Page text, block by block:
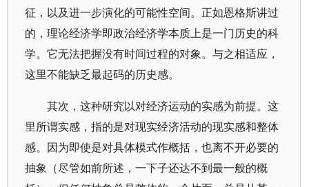
征，以及进一步演化的可能性空间。正如恩格斯讲过
的，理论经济学即政治经济学本质上是一门历史的科
学。它无法把握没有时间过程的对象。与之相适应，
这里不能缺乏最起码的历史感。
其次，这种研究以对经济运动的实感为前提。这
里所谓实感，指的是对现实经济活动的现实感和整体
感。因为即使是对具体模式作概括，也离不开必要的
抽象（尽管如前所述，一下子还达不到最一般的概